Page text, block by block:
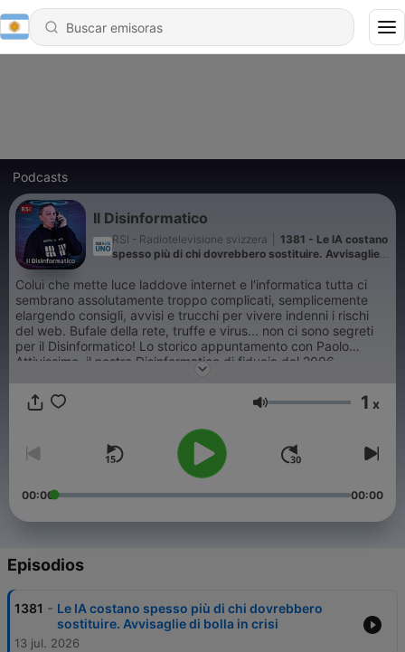
Podcasts
Il Disinformatico
RSI - Radiotelevisione svizzera
1381 - Le IA costano
spesso più di chi dovrebbero sostituire. Avvisaglie
Colui che mette luce laddove internet e l'informatica tutta ci
sembrano assolutamente troppo complicati, semplicemente
elargendo consigli, avvisi e trucchi per vivere indenni i rischi
del web. Bufale della rete, truffe e virus... non ci sono segreti
per il Disinformatico! Lo storico appuntamento con Paolo
Attivissimo, il nostro Disinformatico di fiducia dal 2006,
continua a trovare spazio in questo podcast. Ogni argomento
affrontato è sviscerato anche in un articolo dedicato, che
potete leggere sul blog di Attivissimo.
Volumen 1 x
00:00 00:00
Episodios
1381 - Le IA costano spesso più di chi dovrebbero
sostituire. Avvisaglie di bolla in crisi
13 jul. 2026